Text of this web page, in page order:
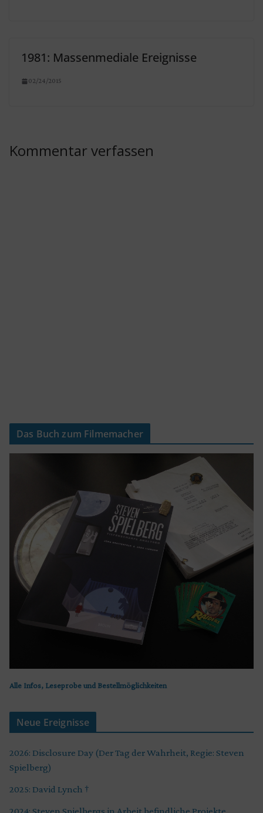
1981: Massenmediale Ereignisse
02/24/2015
Kommentar verfassen
Das Buch zum Filmemacher
Alle Infos, Leseprobe und Bestellmöglichkeiten
Neue Ereignisse
2026: Disclosure Day (Der Tag der Wahrheit, Regie: Steven
Spielberg)
2025: David Lynch †
2024: Steven Spielbergs in Arbeit befindliche Projekte